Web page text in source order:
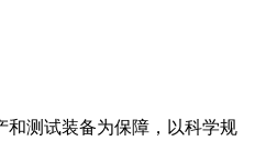
和测试装备为保障，以科学规